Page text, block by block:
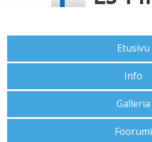
Etusivu
Info
Galleria
Foorumi